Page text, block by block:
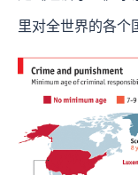
里对全世界的各个